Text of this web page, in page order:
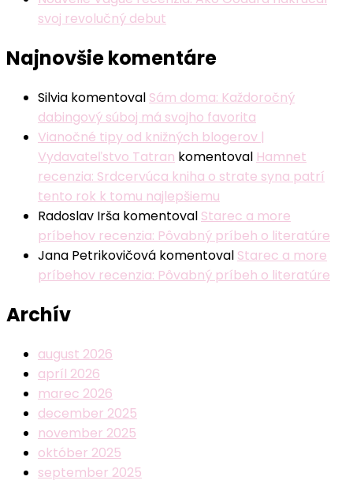
svoj revolučný debut
Najnovšie komentáre
Silvia komentoval Sám doma: Každoročný
dabingový súboj má svojho favorita
Vianočné tipy od knižných blogerov |
Vydavateľstvo Tatran komentoval Hamnet
recenzia: Srdcervúca kniha o strate syna patrí
tento rok k tomu najlepšiemu
Radoslav Irša komentoval Starec a more
príbehov recenzia: Pôvabný príbeh o literatúre
Jana Petrikovičová komentoval Starec a more
príbehov recenzia: Pôvabný príbeh o literatúre
Archív
august 2026
apríl 2026
marec 2026
december 2025
november 2025
október 2025
september 2025